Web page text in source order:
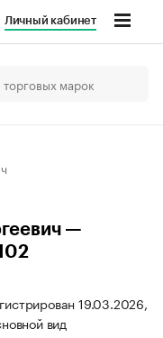
Личный кабинет
—
19.03.2026,
вид